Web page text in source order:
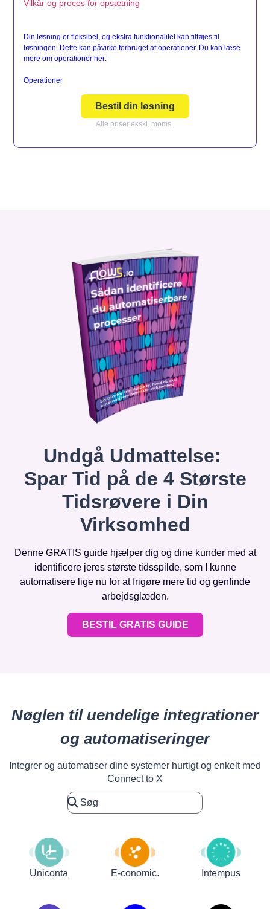
Vilkår og proces for opsætning
Din løsning er fleksibel, og ekstra funktionalitet kan tilføjes til
løsningen. Dette kan påvirke forbruget af operationer. Du kan læse
mere om operationer her:
Operationer
Bestil din løsning
Alle priser ekskl. moms.
Undgå Udmattelse:
Spar Tid på de 4 Største
Tidsrøvere i Din
Virksomhed
Denne GRATIS guide hjælper dig og dine kunder med at
identificere jeres største tidsspilde, som I kunne
automatisere lige nu for at frigøre mere tid og genfinde
arbejdsglæden.
BESTIL GRATIS GUIDE
Nøglen til uendelige integrationer
og automatiseringer
Integrer og automatiser dine systemer hurtigt og enkelt med
Connect to X
Uniconta E-conomic. Intempus